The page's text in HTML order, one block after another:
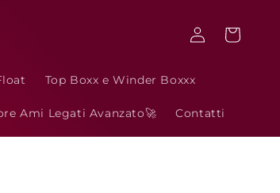
Top Boxx e Winder Boxxx
Ami Legati Avanzato🚀 Contatti
Accedi Carrello